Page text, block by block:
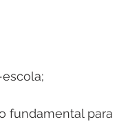
fundamental para